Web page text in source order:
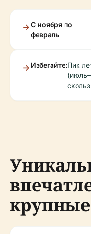
С ноября по
февраль
Избегайте:Пик